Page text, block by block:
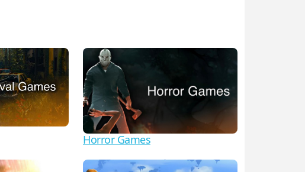
Horror Games